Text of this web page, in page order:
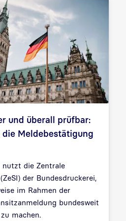
und überall prüfbar:
Meldebestätigung
nutzt die Zentrale
der Bundesdruckerei,
im Rahmen der
bundesweit
machen.